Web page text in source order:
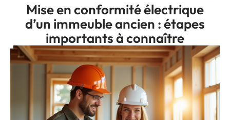
Mise en conformité électrique
d’un immeuble ancien : étapes
importants à connaître